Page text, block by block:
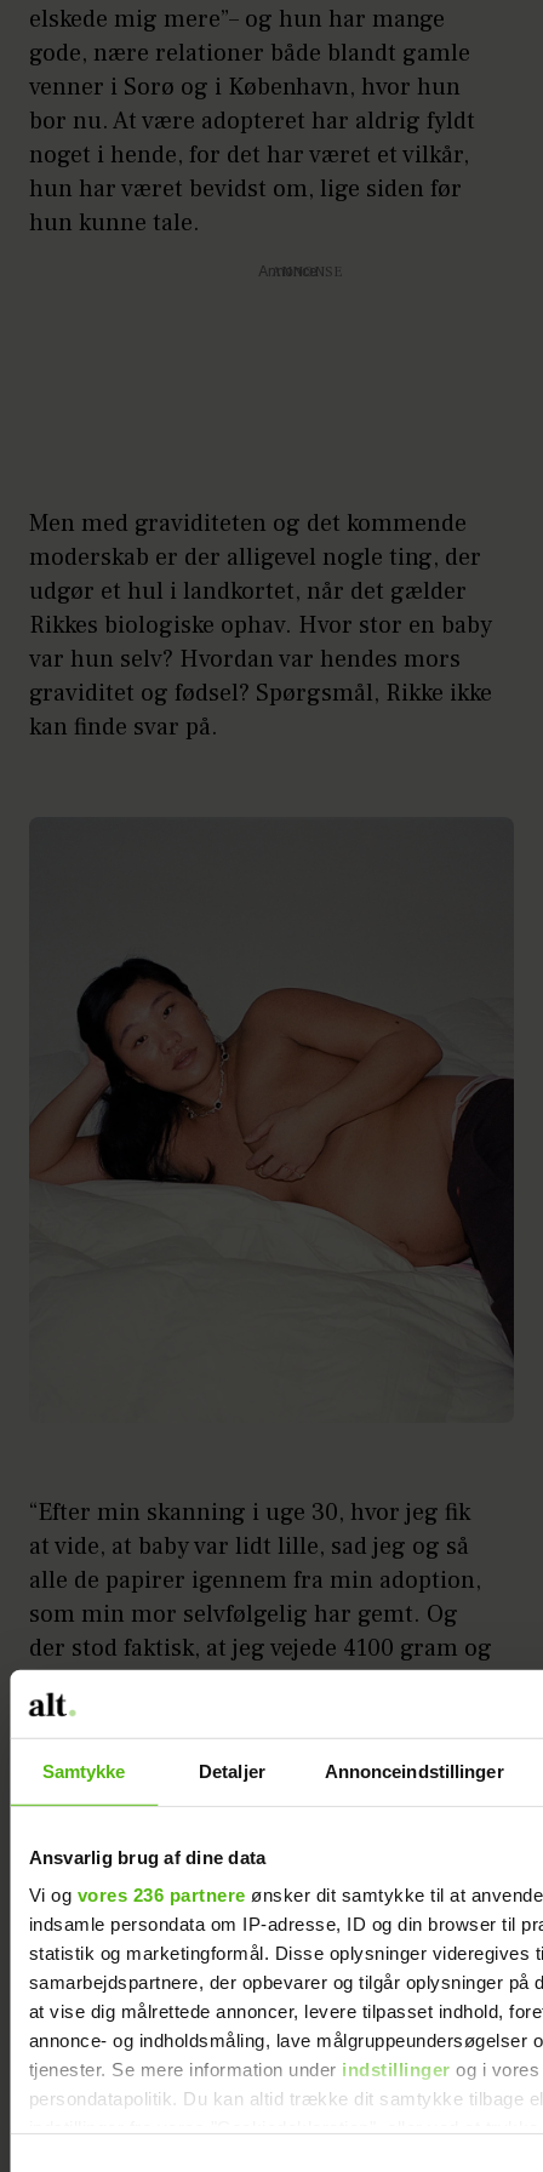
Samtykke Detaljer Annonceindstillinger
Ansvarlig brug af dine data
Vi og vores 236 partnere ønsker dit samtykke til at
indsamle persondata om IP-adresse, ID og din browser til
statistik og marketingformål. Disse oplysninger videregives
samarbejdspartnere, der opbevarer og tilgår oplysninger på
at vise dig målrettede annoncer, levere tilpasset indhold,
annonce- og indholdsmåling, lave målgruppeundersøgelser
tjenester. Se mere information under indstillinger og i vores
persondatapolitik. Du kan altid trække dit samtykke tilbage
elskede mig mere”– og hun har mange
gode, nære relationer både blandt gamle
venner i Sorø og i København, hvor hun
bor nu. At være adopteret har aldrig fyldt
noget i hende, for det har været et vilkår,
hun har været bevidst om, lige siden før
hun kunne tale.
Annonce
Men med graviditeten og det kommende
moderskab er der alligevel nogle ting, der
udgør et hul i landkortet, når det gælder
Rikkes biologiske ophav. Hvor stor en baby
var hun selv? Hvordan var hendes mors
graviditet og fødsel? Spørgsmål, Rikke ikke
kan finde svar på.
“Efter min skanning i uge 30, hvor jeg fik
at vide, at baby var lidt lille, sad jeg og så
alle de papirer igennem fra min adoption,
som min mor selvfølgelig har gemt. Og
der stod faktisk, at jeg vejede 4100 gram og
ved ikke helt, om man skal tro på det, og
om adoptivbørn, hvis baggrunde og
fejl.
Vi ved, at jeg skulle være kommet til
Danmark, da jeg var tre måneder gammel,
men jeg fik mellemørebetændelse og
kunne ikke flyve og kom derfor på et
børnehjem i Korea, indtil jeg blev fem
måneder og kunne flyve til Danmark. Jeg
tænker, at det kan være, jeg først er blevet